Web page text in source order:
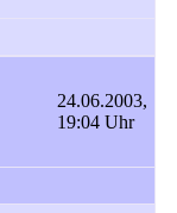
24.06.2003,
19:04 Uhr